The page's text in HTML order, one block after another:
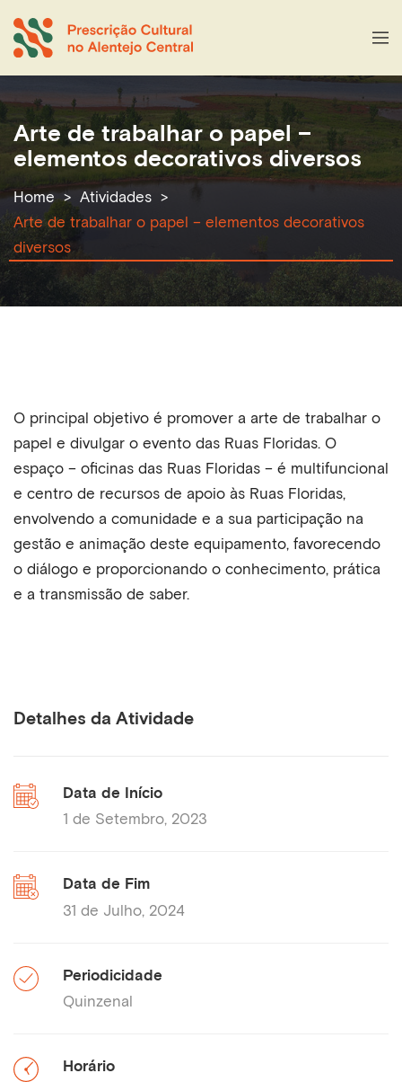
Arte de trabalhar o papel –
elementos decorativos diversos
Home
Atividades
Arte de trabalhar o papel – elementos decorativos
diversos
O principal objetivo é promover a arte de trabalhar o
papel e divulgar o evento das Ruas Floridas. O
espaço – oficinas das Ruas Floridas – é multifuncional
e centro de recursos de apoio às Ruas Floridas,
envolvendo a comunidade e a sua participação na
gestão e animação deste equipamento, favorecendo
o diálogo e proporcionando o conhecimento, prática
e a transmissão de saber.
Detalhes da Atividade
Data de Início
1 de Setembro, 2023
Data de Fim
31 de Julho, 2024
Periodicidade
Quinzenal
Horário